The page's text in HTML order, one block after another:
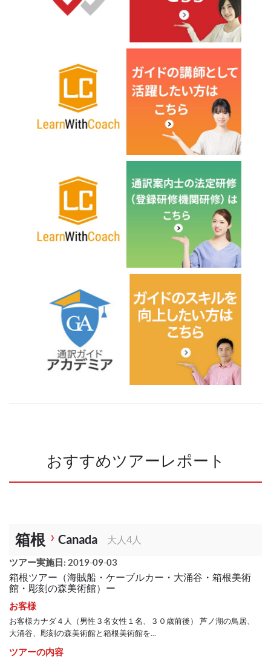
おすすめツアーレポート
箱根 Canada 大人4人
ツアー実施日: 2019-09-03
箱根ツアー（海賊船・ケーブルカー・大涌谷・箱根美術
館・彫刻の森美術館）ー
お客様
お客様カナダ４人（男性３名女性１名、３０歳前後） 芦ノ湖の鳥居、
大涌谷、彫刻の森美術館と箱根美術館を...
ツアーの内容